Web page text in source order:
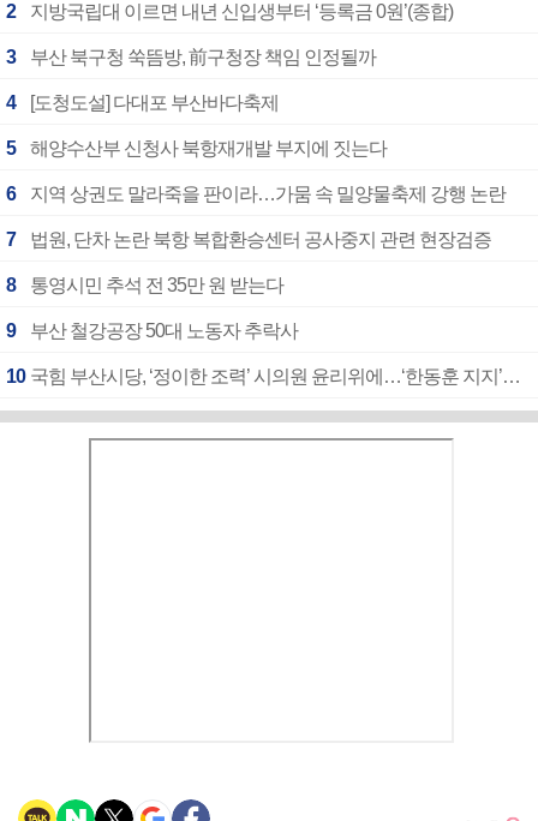
2 지방국립대 이르면 내년 신입생부터 ‘등록금 0원’(종합)
3 부산 북구청 쑥뜸방, 前구청장 책임 인정될까
4 [도청도설] 다대포 부산바다축제
5 해양수산부 신청사 북항재개발 부지에 짓는다
6 지역 상권도 말라죽을 판이라…가뭄 속 밀양물축제 강행 논란
7 법원, 단차 논란 북항 복합환승센터 공사중지 관련 현장검증
8 통영시민 추석 전 35만 원 받는다
9 부산 철강공장 50대 노동자 추락사
10 국힘 부산시당, ‘정이한 조력’ 시의원 윤리위에…‘한동훈 지지’도 신고접수